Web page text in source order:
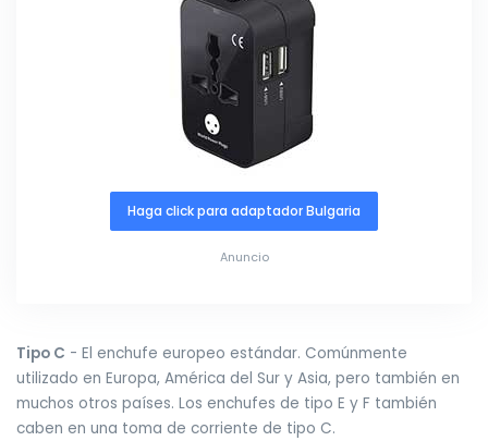
Haga click para adaptador Bulgaria
Anuncio
Tipo C - El enchufe europeo estándar. Comúnmente
utilizado en Europa, América del Sur y Asia, pero también en
muchos otros países. Los enchufes de tipo E y F también
caben en una toma de corriente de tipo C.